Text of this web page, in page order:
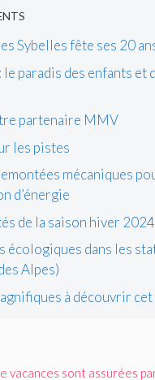
Sybelles fête ses 20
le paradis des enfants et
partenaire MMV
les pistes
mécaniques
d’énergie
de la saison hiver 2024
écologiques dans les
Alpes)
à découvrir
vacances sont assurées